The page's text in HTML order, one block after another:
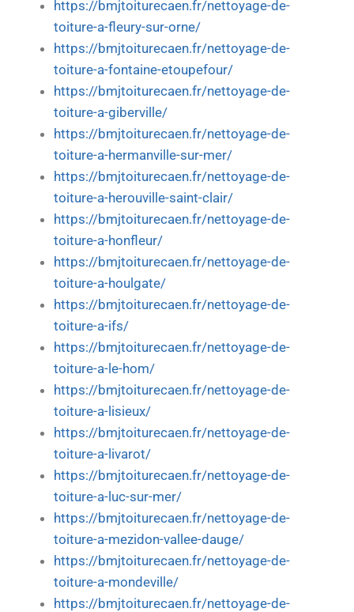
https://bmjtoiturecaen.fr/nettoyage-de-
toiture-a-fleury-sur-orne/
https://bmjtoiturecaen.fr/nettoyage-de-
toiture-a-fontaine-etoupefour/
https://bmjtoiturecaen.fr/nettoyage-de-
toiture-a-giberville/
https://bmjtoiturecaen.fr/nettoyage-de-
toiture-a-hermanville-sur-mer/
https://bmjtoiturecaen.fr/nettoyage-de-
toiture-a-herouville-saint-clair/
https://bmjtoiturecaen.fr/nettoyage-de-
toiture-a-honfleur/
https://bmjtoiturecaen.fr/nettoyage-de-
toiture-a-houlgate/
https://bmjtoiturecaen.fr/nettoyage-de-
toiture-a-ifs/
https://bmjtoiturecaen.fr/nettoyage-de-
toiture-a-le-hom/
https://bmjtoiturecaen.fr/nettoyage-de-
toiture-a-lisieux/
https://bmjtoiturecaen.fr/nettoyage-de-
toiture-a-livarot/
https://bmjtoiturecaen.fr/nettoyage-de-
toiture-a-luc-sur-mer/
https://bmjtoiturecaen.fr/nettoyage-de-
toiture-a-mezidon-vallee-dauge/
https://bmjtoiturecaen.fr/nettoyage-de-
toiture-a-mondeville/
https://bmjtoiturecaen.fr/nettoyage-de-